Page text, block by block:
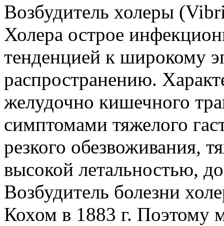
Возбудитель холеры
Холера острое
тенденцией к широкому
распространению.
желудочно кишечного
симптомами тяжелого
резкого обезвоживания,
высокой летальностью,
Возбудитель болезни
Кохом в 1883 г. Поэтому